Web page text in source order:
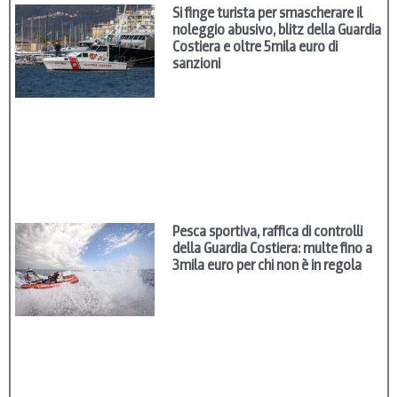
Si finge turista per smascherare il
noleggio abusivo, blitz della Guardia
Costiera e oltre 5mila euro di
sanzioni
Pesca sportiva, raffica di controlli
della Guardia Costiera: multe fino a
3mila euro per chi non è in regola